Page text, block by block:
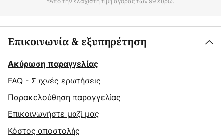
Επικοινωνία & εξυπηρέτηση
Ακύρωση παραγγελίας
FAQ - Συχνές ερωτήσεις
Παρακολούθηση παραγγελίας
Επικοινωνήστε μαζί μας
Κόστος αποστολής